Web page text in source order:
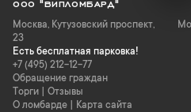
ООО "ВИПЛОМБАРД"
Москва, Кутузовский проспект,
23
Есть бесплатная парковка!
+7 (495) 212-12-77
Обращение граждан
Торги
Отзывы
О ломбарде
Карта сайта